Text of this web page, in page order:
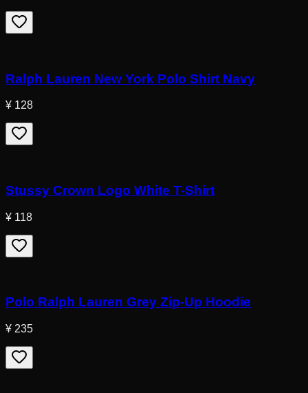
Ralph Lauren New York Polo Shirt Navy
¥ 128
Stussy Crown Logo White T-Shirt
¥ 118
Polo Ralph Lauren Grey Zip-Up Hoodie
¥ 235